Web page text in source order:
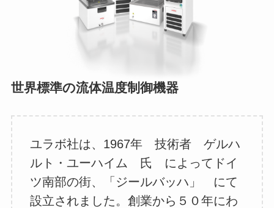
世界標準の流体温度制御機器
ユラボ社は、1967年 技術者 ゲルハ
ルト・ユーハイム 氏 によってドイ
ツ南部の街、「ジールバッハ」 にて
設立されました。創業から５０年にわ